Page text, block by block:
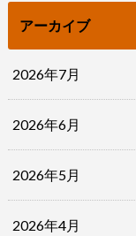
アーカイブ
2026年7月
2026年6月
2026年5月
2026年4月